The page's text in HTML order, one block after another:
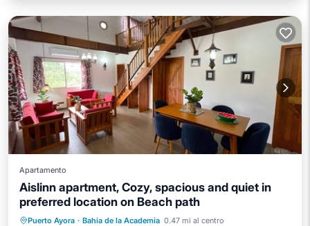
Apartamento
Aislinn apartment, Cozy, spacious and quiet in
preferred location on Beach path
Puerto Ayora · Bahia de la Academia 0.47 mi al centro
Cocina Aire acondicionado
Internet